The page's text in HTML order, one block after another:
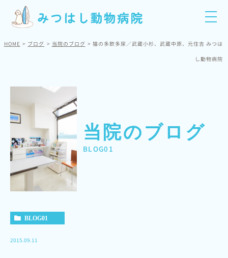
HOME ブログ 当院のブログ
猫の多飲多尿／武蔵小杉、武蔵中原、元住吉 みつは
し動物病院
当院のブログ
BLOG01
BLOG01
2015.09.11